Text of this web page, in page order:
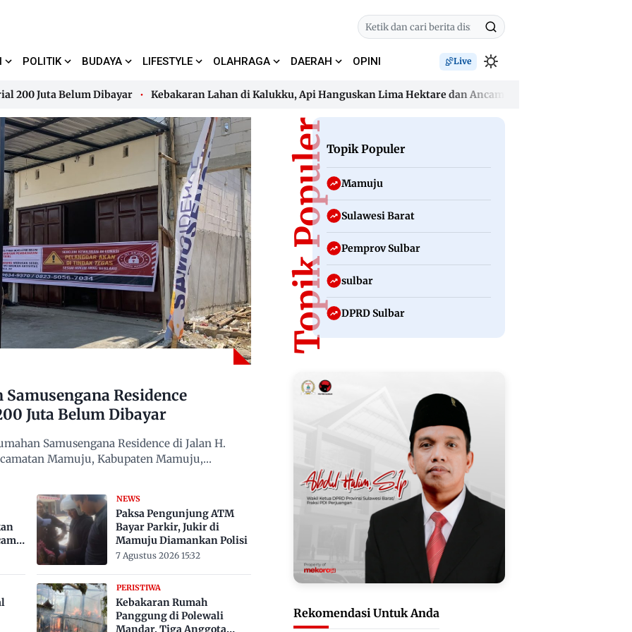
POLITIK BUDAYA LIFESTYLE OLAHRAGA DAERAH OPINI Live
Juta Belum Dibayar Kebakaran Lahan di Kalukku, Api Hanguskan Lima Hektare dan Ancam Permukiman
Juta Belum Dibayar Kebakaran Lahan di Kalukku, Api Hanguskan Lima Hektare dan Ancam Permukiman
Residence
Juta Belum Dibayar
Samusengana Residence di Jalan H.
Mamuju, Kabupaten Mamuju,
NEWS
Paksa Pengunjung ATM
Bayar Parkir, Jukir di
Mamuju Diamankan Polisi
7 Agustus 2026 15:32
PERISTIWA
Kebakaran Rumah
Panggung di Polewali
Mandar, Tiga Anggota
Topik PopulerTopik Populer
Mamuju
Sulawesi Barat
Pemprov Sulbar
sulbar
DPRD Sulbar
Rekomendasi Untuk Anda